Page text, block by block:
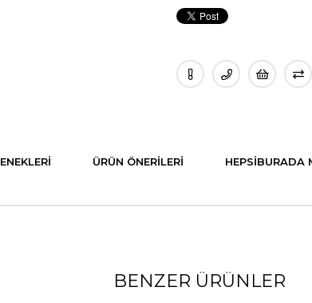
ÜRÜN ÖNERILERI HEPSIBURADA
BENZER ÜRÜNLER